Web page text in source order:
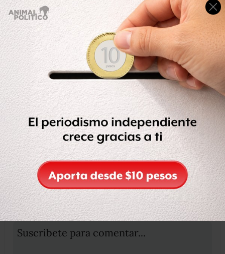
Peña Nieto “gasta dinero a raudales, no se sabe la
procedencia, el origen, quién pompó campañita, quién
pompó”
Compartir Leer después
OCULTAR COMENTARIOS
Iniciar sesión Registrate
Suscribete para comentar...